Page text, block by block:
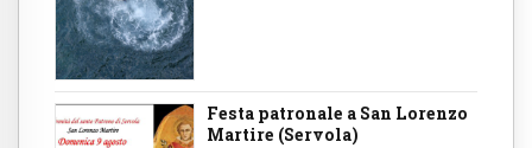
Festa patronale a San Lorenzo
Martire (Servola)